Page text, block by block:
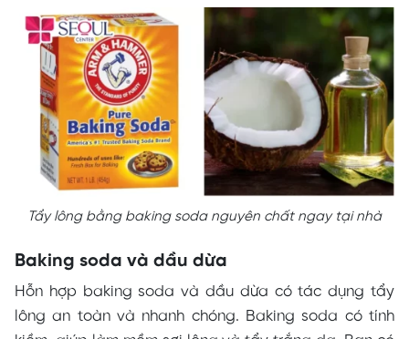
Tẩy lông bằng baking soda nguyên chất ngay tại nhà
Baking soda và dầu dừa
Hỗn hợp baking soda và dầu dừa có tác dụng tẩy
lông an toàn và nhanh chóng. Baking soda có tính